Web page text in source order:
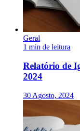
Geral
1 min de leitura
Relatório de
2024
30 Agosto, 2024